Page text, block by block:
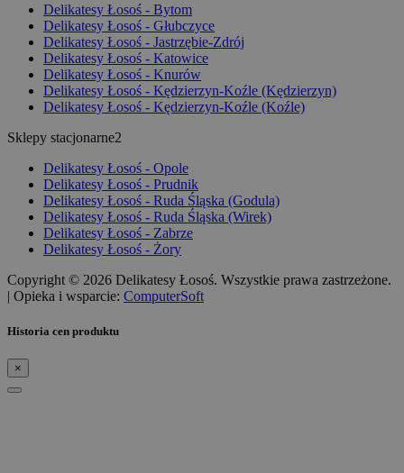
Delikatesy Łosoś - Bytom
Delikatesy Łosoś - Głubczyce
Delikatesy Łosoś - Jastrzębie-Zdrój
Delikatesy Łosoś - Katowice
Delikatesy Łosoś - Knurów
Delikatesy Łosoś - Kędzierzyn-Koźle (Kędzierzyn)
Delikatesy Łosoś - Kędzierzyn-Koźle (Koźle)
Sklepy stacjonarne2
Delikatesy Łosoś - Opole
Delikatesy Łosoś - Prudnik
Delikatesy Łosoś - Ruda Śląska (Godula)
Delikatesy Łosoś - Ruda Śląska (Wirek)
Delikatesy Łosoś - Zabrze
Delikatesy Łosoś - Żory
Copyright © 2026 Delikatesy Łosoś. Wszystkie prawa zastrzeżone.
| Opieka i wsparcie: ComputerSoft
Historia cen produktu
×